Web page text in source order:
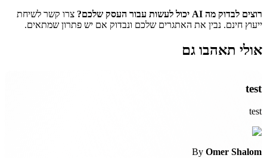
רוצים לבדוק מה AI יכול לעשות עבור העסק שלכם?
צרו קשר לשיחת
ייעוץ חינם. נבין את האתגרים שלכם ונבדוק אם יש פתרון שמתאים.
אולי תאהבו גם
test
test
By Omer Shalom